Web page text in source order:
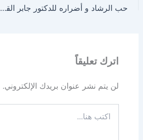
حب الرشاد و أضراره للدكتور جابر القحطاني
اترك تعليقاً
لن يتم نشر عنوان بريدك الإلكتروني.
هنا...